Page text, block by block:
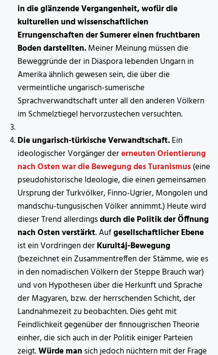
in die glänzende Vergangenheit, wofür die
kulturellen und wissenschaftlichen
Errungenschaften der Sumerer einen fruchtbaren
Boden darstellten.Meiner Meinung müssen die
Beweggründe der in Diaspora lebenden Ungarn in
Amerika ähnlich gewesen sein, die über die
vermeintliche ungarisch-sumerische
Sprachverwandtschaft unter all den anderen Völkern
im Schmelztiegel hervorzustechen versuchten.
Die ungarisch-türkische Verwandtschaft.Ein
ideologischer Vorgänger dererneuten Orientierung
nach Osten war die Bewegung des Turanismus(eine
pseudohistorische Ideologie, die einen gemeinsamen
Ursprung der Turkvölker, Finno-Ugrier, Mongolen und
mandschu-tungusischen Völker annimmt.) Heute wird
dieser Trend allerdingsdurch die Politik der Öffnung
nach Osten verstärkt. Aufgesellschaftlicher Ebene
ist ein Vordringen derKurultáj-Bewegung
(bezeichnet ein Zusammentreffen der Stämme, wie es
in den nomadischen Völkern der Steppe Brauch war)
und von Hypothesen über die Herkunft und Sprache
der Magyaren, bzw. der herrschenden Schicht, der
Landnahmezeit zu beobachten. Dies geht mit
Feindlichkeit gegenüber der finnougrischen Theorie
einher, die sich auch in der Politik einiger Parteien
zeigt.Würde man sich jedoch nüchtern mit der Frage